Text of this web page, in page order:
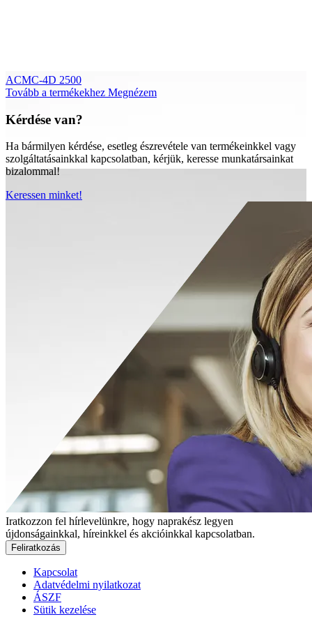
ACMC-4D 2500
Tovább a termékekhez Megnézem
Kérdése van?
Ha bármilyen kérdése, esetleg észrevétele van termékeinkkel vagy
szolgáltatásainkkal kapcsolatban, kérjük, keresse munkatársainkat
bizalommal!
Keressen minket!
Iratkozzon fel hírlevelünkre, hogy naprakész legyen
újdonságainkkal, híreinkkel és akcióinkkal kapcsolatban.
Feliratkozás
Kapcsolat
Adatvédelmi nyilatkozat
ÁSZF
Sütik kezelése